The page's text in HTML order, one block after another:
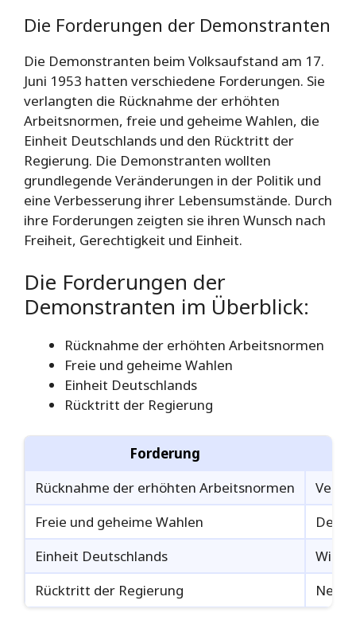
Die Forderungen der Demonstranten
Die Demonstranten beim Volksaufstand am 17.
Juni 1953 hatten verschiedene Forderungen. Sie
verlangten die Rücknahme der erhöhten
Arbeitsnormen, freie und geheime Wahlen, die
Einheit Deutschlands und den Rücktritt der
Regierung. Die Demonstranten wollten
grundlegende Veränderungen in der Politik und
eine Verbesserung ihrer Lebensumstände. Durch
ihre Forderungen zeigten sie ihren Wunsch nach
Freiheit, Gerechtigkeit und Einheit.
Die Forderungen der
Demonstranten im Überblick:
Rücknahme der erhöhten Arbeitsnormen
Freie und geheime Wahlen
Einheit Deutschlands
Rücktritt der Regierung
Forderung
Rücknahme der erhöhten Arbeitsnormen
Freie und geheime Wahlen
Einheit Deutschlands
Rücktritt der Regierung
Neue